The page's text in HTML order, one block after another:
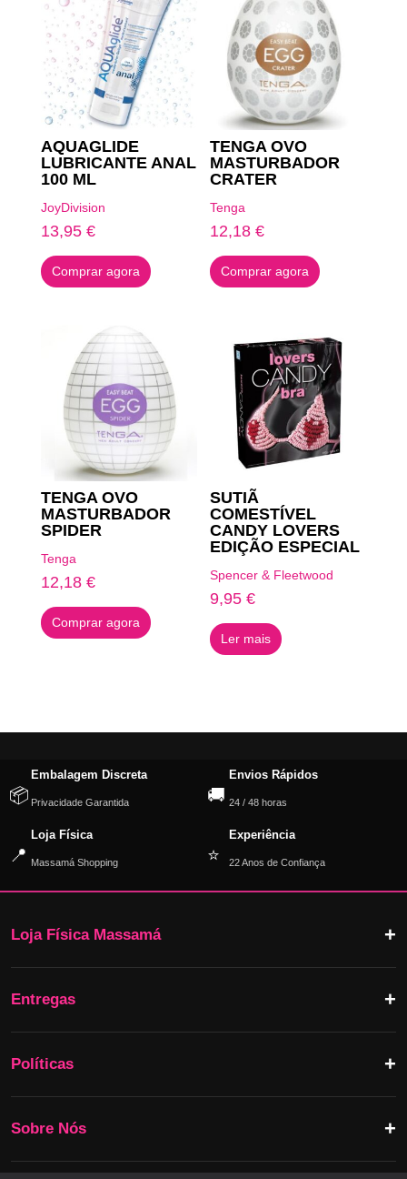
AQUAGLIDE
LUBRICANTE ANAL
100 ML
JoyDivision
13,95 €
Comprar agora
TENGA OVO
MASTURBADOR
CRATER
Tenga
12,18€
Comprar agora
TENGA OVO
MASTURBADOR
SPIDER
Tenga
12,18 €
Comprar agora
SUTIÃ
COMESTÍVEL
CANDY LOVERS
EDIÇÃO ESPECIAL
Spencer & Fleetwood
9,95€
Ler mais
📦
Embalagem Discreta
Privacidade Garantida 🚚
Envios Rápidos
24 / 48 horas
📍
Loja Física
Massamá Shopping ⭐
Experiência
22 Anos de Confiança
Loja Física Massamá
Entregas
Políticas
Sobre Nós